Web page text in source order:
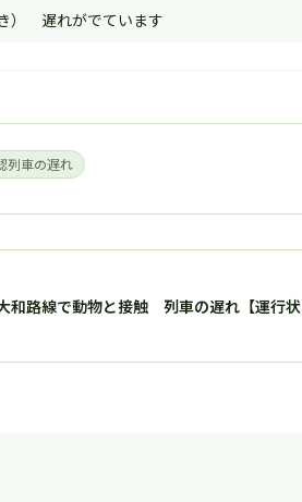
） 遅れがでています
列車の遅れ
和路線で動物と接触 列車の遅れ【運行状